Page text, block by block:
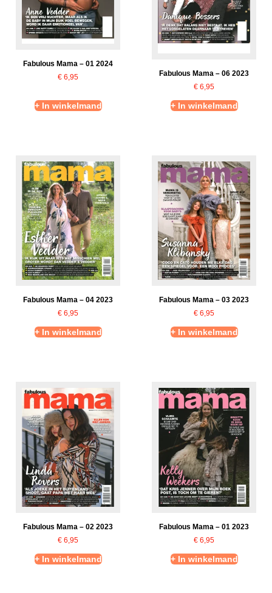
Fabulous Mama – 01 2024
€ 6,95
+ In winkelmand
Fabulous Mama – 06 2023
€ 6,95
+ In winkelmand
Fabulous Mama – 04 2023
€ 6,95
+ In winkelmand
Fabulous Mama – 03 2023
€ 6,95
+ In winkelmand
Fabulous Mama – 02 2023
€ 6,95
+ In winkelmand
Fabulous Mama – 01 2023
€ 6,95
+ In winkelmand